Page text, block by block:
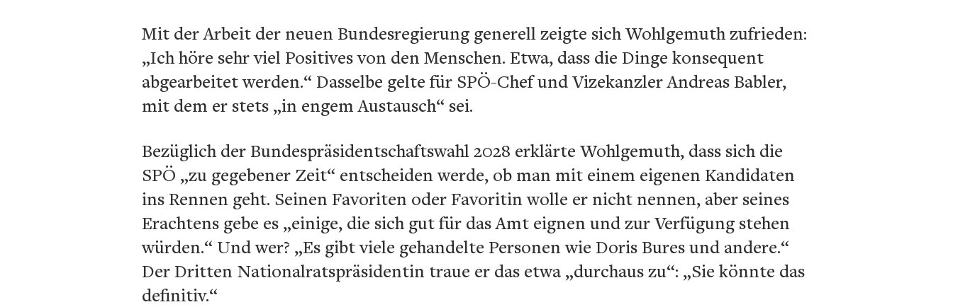
Mit der Arbeit der neuen Bundesregierung generell zeigte sich Wohlgemuth zufrieden:
„Ich höre sehr viel Positives von den Menschen. Etwa, dass die Dinge konsequent
abgearbeitet werden.“ Dasselbe gelte für SPÖ-Chef und Vizekanzler Andreas Babler,
mit dem er stets „in engem Austausch“ sei.
Bezüglich der Bundespräsidentschaftswahl 2028 erklärte Wohlgemuth, dass sich die
SPÖ „zu gegebener Zeit“ entscheiden werde, ob man mit einem eigenen Kandidaten
ins Rennen geht. Seinen Favoriten oder Favoritin wolle er nicht nennen, aber seines
Erachtens gebe es „einige, die sich gut für das Amt eignen und zur Verfügung stehen
würden.“ Und wer? „Es gibt viele gehandelte Personen wie Doris Bures und andere.“
Der Dritten Nationalratspräsidentin traue er das etwa „durchaus zu“: „Sie könnte das
definitiv.“